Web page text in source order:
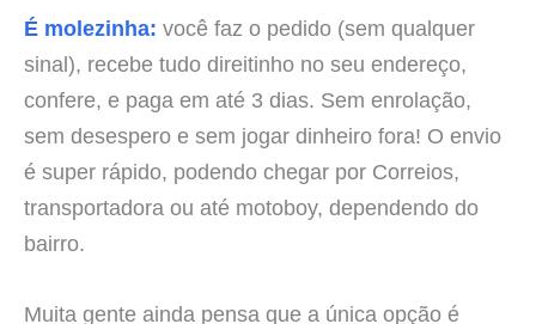
É molezinha: você faz o pedido (sem qualquer
sinal), recebe tudo direitinho no seu endereço,
confere, e paga em até 3 dias. Sem enrolação,
sem desespero e sem jogar dinheiro fora! O envio
é super rápido, podendo chegar por Correios,
transportadora ou até motoboy, dependendo do
bairro.
Muita gente ainda pensa que a única opção é